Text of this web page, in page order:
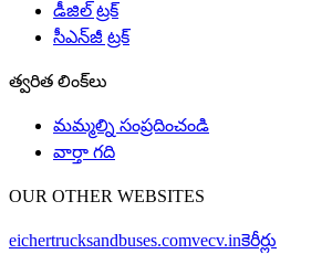
డీజిల్ ట్రక్
సీఎన్‌జీ ట్రక్
త్వరిత లింక్‌లు
మమ్మల్ని సంప్రదించండి
వార్తా గది
OUR OTHER WEBSITES
eichertrucksandbuses.comvecv.inకెరీర్లు